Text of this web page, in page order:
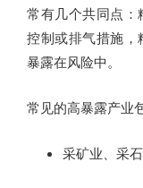
常有几个共同点
控制或排气措施，
暴露在风险中。
常见的高暴露产业
采矿业、采